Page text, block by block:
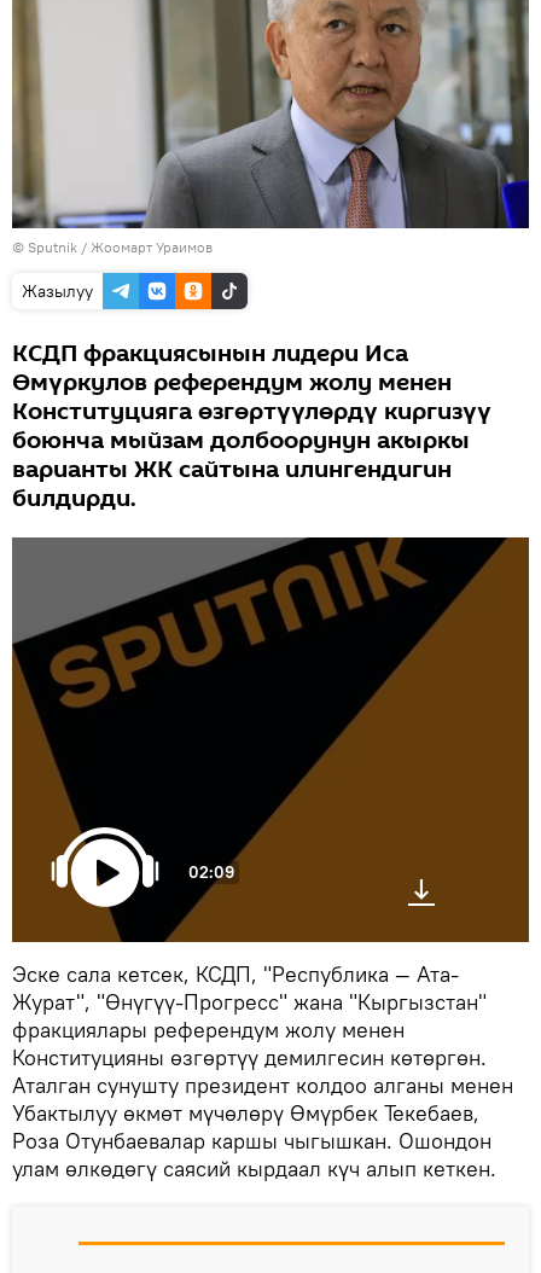
© Sputnik / Жоомарт Ураимов
Жазылуу
КСДП фракциясынын лидери Иса
Өмүркулов референдум жолу менен
Конституцияга өзгөртүүлөрдү киргизүү
боюнча мыйзам долбоорунун акыркы
варианты ЖК сайтына илингендигин
билдирди.
02:09
Эске сала кетсек, КСДП, "Республика — Ата-
Журат", "Өнүгүү-Прогресс" жана "Кыргызстан"
фракциялары референдум жолу менен
Конституцияны өзгөртүү демилгесин көтөргөн.
Аталган сунушту президент колдоо алганы менен
Убактылуу өкмөт мүчөлөрү Өмүрбек Текебаев,
Роза Отунбаевалар каршы чыгышкан. Ошондон
улам өлкөдөгү саясий кырдаал күч алып кеткен.